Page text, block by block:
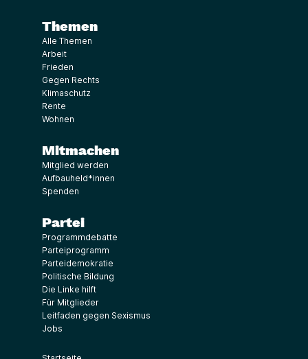
Themen
Alle Themen
Arbeit
Frieden
Gegen Rechts
Klimaschutz
Rente
Wohnen
Mitmachen
Mitglied werden
Aufbauheld*innen
Spenden
Partei
Programmdebatte
Parteiprogramm
Parteidemokratie
Politische Bildung
Die Linke hilft
Für Mitglieder
Leitfaden gegen Sexismus
Jobs